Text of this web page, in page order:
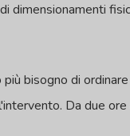
dimensionamenti
bisogno di
Da due